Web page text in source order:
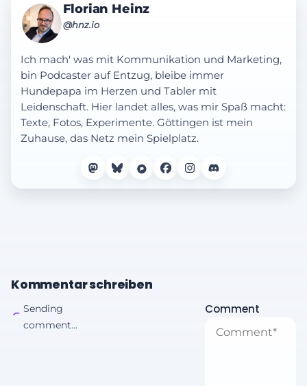
Florian Heinz
@hnz.io
Ich mach' was mit Kommunikation und Marketing,
bin Podcaster auf Entzug, bleibe immer
Hundepapa im Herzen und Tabler mit
Leidenschaft. Hier landet alles, was mir Spaß macht:
Texte, Fotos, Experimente. Göttingen ist mein
Zuhause, das Netz mein Spielplatz.
Kommentar schreiben
Sending
comment...
Comment